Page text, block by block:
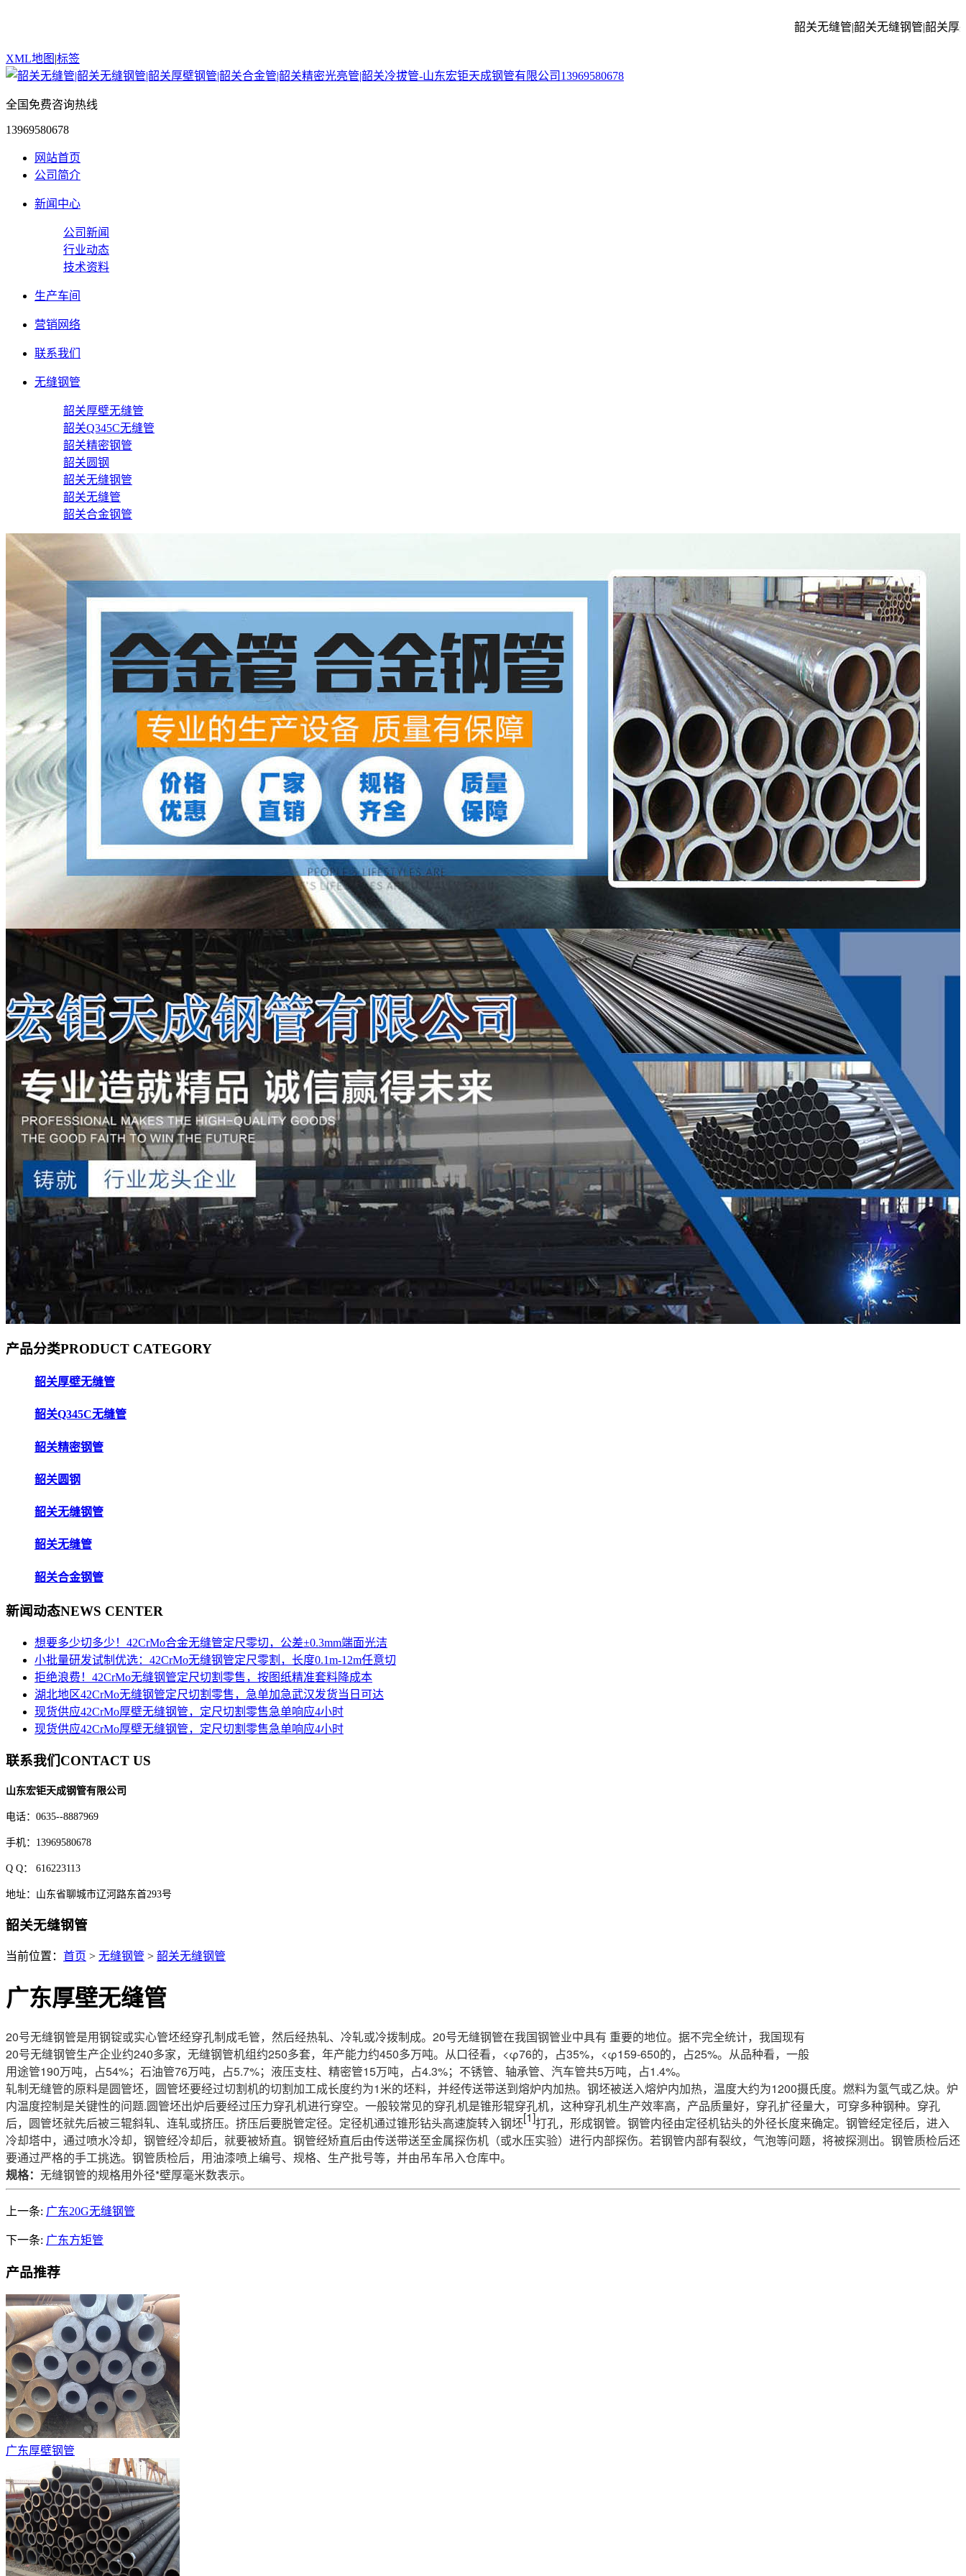
韶关无缝管|韶关无缝钢管|韶关厚壁
XML地图 |标签
全国免费咨询热线
13969580678
网站首页
公司简介
新闻中心
公司新闻
行业动态
技术资料
生产车间
营销网络
联系我们
无缝钢管
韶关厚壁无缝管
韶关Q345C无缝管
韶关精密钢管
韶关圆钢
韶关无缝钢管
韶关无缝管
韶关合金钢管
产品分类PRODUCT CATEGORY
韶关厚壁无缝管
韶关Q345C无缝管
韶关精密钢管
韶关圆钢
韶关无缝钢管
韶关无缝管
韶关合金钢管
新闻动态NEWS CENTER
想要多少切多少！42CrMo合金无缝管定尺零切，公差±0.3mm端面光洁
小批量研发试制优选：42CrMo无缝钢管定尺零割，长度0.1m-12m任意切
拒绝浪费！42CrMo无缝钢管定尺切割零售，按图纸精准套料降成本
湖北地区42CrMo无缝钢管定尺切割零售，急单加急武汉发货当日可达
现货供应42CrMo厚壁无缝钢管，定尺切割零售急单响应4小时
现货供应42CrMo厚壁无缝钢管，定尺切割零售急单响应4小时
联系我们CONTACT US
山东宏钜天成钢管有限公司
电话：0635--8887969
手机：13969580678
Q Q： 616223113
地址：山东省聊城市辽河路东首293号
韶关无缝钢管
当前位置： 首页 > 无缝钢管 > 韶关无缝钢管
广东厚壁无缝管
20号无缝钢管是用钢锭或实心管坯经穿孔制成毛管，然后经热轧、冷轧或冷拨制成。20号无缝钢管在我国钢管业中具有 重要的地位。据不完全统计，我国现有
20号无缝钢管生产企业约240多家，无缝钢管机组约250多套，年产能力约450多万吨。从口径看，<φ76的，占35%，<φ159-650的，占25%。从品种看，一般
用途管190万吨，占54%；石油管76万吨，占5.7%；液压支柱、精密管15万吨，占4.3%；不锈管、轴承管、汽车管共5万吨，占1.4%。
轧制无缝管的原料是圆管坯，圆管坯要经过切割机的切割加工成长度约为1米的坯料，并经传送带送到熔炉内加热。钢坯被送入熔炉内加热，温度大约为1200摄氏度。燃料为氢气或乙炔。炉
内温度控制是关键性的问题.圆管坯出炉后要经过压力穿孔机进行穿空。一般较常见的穿孔机是锥形辊穿孔机，这种穿孔机生产效率高，产品质量好，穿孔扩径量大，可穿多种钢种。穿孔
后，圆管坯就先后被三辊斜轧、连轧或挤压。挤压后要脱管定径。定径机通过锥形钻头高速旋转入钢坯[1]打孔，形成钢管。钢管内径由定径机钻头的外径长度来确定。钢管经定径后，进入
冷却塔中，通过喷水冷却，钢管经冷却后，就要被矫直。钢管经矫直后由传送带送至金属探伤机（或水压实验）进行内部探伤。若钢管内部有裂纹，气泡等问题，将被探测出。钢管质检后还
要通过严格的手工挑选。钢管质检后，用油漆喷上编号、规格、生产批号等，并由吊车吊入仓库中。
规格： 无缝钢管的规格用外径*壁厚毫米数表示。
上一条: 广东20G无缝钢管
下一条: 广东方矩管
产品推荐
广东厚壁钢管